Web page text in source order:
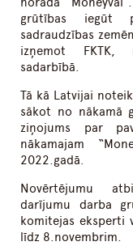
grūtības iegūt
sadraudzības
izņemot FKTK,
sadarbībā.
Tā kā Latvijai
sākot no nākamā
ziņojums par
nākamajam
2022.gadā.
Novērtējumu
darījumu darba
komitejas eksperti
līdz 8.novembrim.